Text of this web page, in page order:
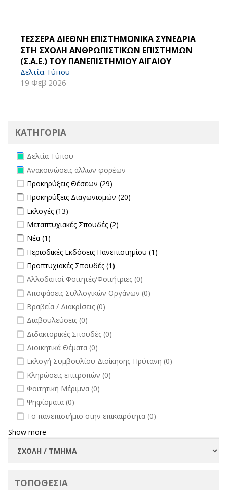
ΤΕΣΣΕΡΑ ΔΙΕΘΝΗ ΕΠΙΣΤΗΜΟΝΙΚΑ ΣΥΝΕΔΡΙΑ
ΣΤΗ ΣΧΟΛΗ ΑΝΘΡΩΠΙΣΤΙΚΩΝ ΕΠΙΣΤΗΜΩΝ
(Σ.Α.Ε.) ΤΟΥ ΠΑΝΕΠΙΣΤΗΜΙΟΥ ΑΙΓΑΙΟΥ
Δελτία Τύπου
19 Φεβ 2026
ΚΑΤΗΓΟΡΙΑ
Remove Δελτία Τύπου filter
Δελτία Τύπου
Remove Ανακοινώσεις άλλων φορέων filter
Ανακοινώσεις άλλων φορέων
Apply Προκηρύξεις Θέσεων filter
Προκηρύξεις Θέσεων (29)
Apply Προκηρύξεις Διαγωνισμών filter
Προκηρύξεις Διαγωνισμών (20)
Apply Εκλογές filter
Εκλογές (13)
Apply Μεταπτυχιακές Σπουδές filter
Μεταπτυχιακές Σπουδές (2)
Apply Νέα filter
Νέα (1)
Apply Περιοδικές Εκδόσεις Πανεπιστημίου filter
Περιοδικές Εκδόσεις Πανεπιστημίου (1)
Apply Προπτυχιακές Σπουδές filter
Προπτυχιακές Σπουδές (1)
undefined
Αλλοδαποί Φοιτητές/Φοιτήτριες (0)
undefined
Αποφάσεις Συλλογικών Οργάνων (0)
undefined
Βραβεία / Διακρίσεις (0)
undefined
Διαβουλεύσεις (0)
undefined
Διδακτορικές Σπουδές (0)
undefined
Διοικητικά Θέματα (0)
undefined
Εκλογή Συμβουλίου Διοίκησης-Πρύτανη (0)
undefined
Κληρώσεις επιτροπών (0)
undefined
Φοιτητική Μέριμνα (0)
undefined
Ψηφίσματα (0)
undefined
Το πανεπιστήμιο στην επικαιρότητα (0)
Show more
ΤΟΠΟΘΕΣΙΑ